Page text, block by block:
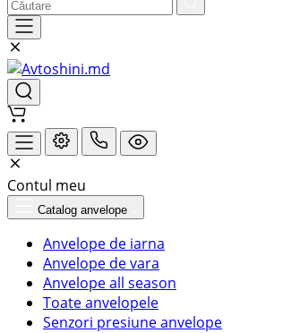
Contul meu
Catalog anvelope
Anvelope de iarna
Anvelope de vara
Anvelope all season
Toate anvelopele
Senzori presiune anvelope